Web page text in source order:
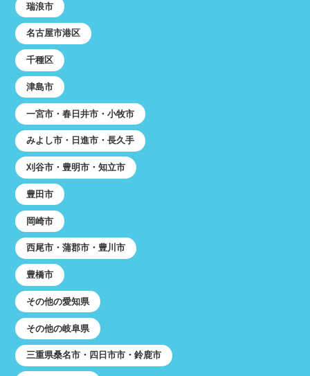
瑞浪市
名古屋市港区
千種区
津島市
一宮市・春日井市・小牧市
みよし市・日進市・長久手
刈谷市・豊明市・知立市
豊田市
岡崎市
西尾市・蒲郡市・豊川市
豊橋市
その他の愛知県
その他の岐阜県
三重県桑名市・四日市市・鈴鹿市